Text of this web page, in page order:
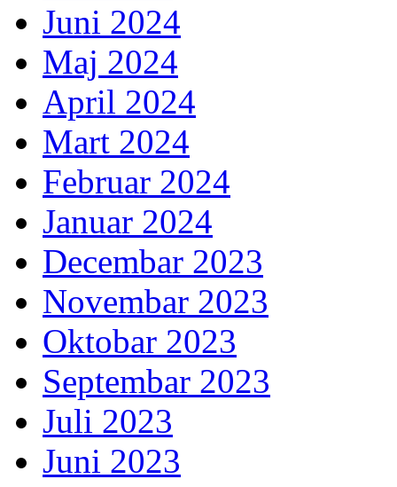
Juni 2024
Maj 2024
April 2024
Mart 2024
Februar 2024
Januar 2024
Decembar 2023
Novembar 2023
Oktobar 2023
Septembar 2023
Juli 2023
Juni 2023